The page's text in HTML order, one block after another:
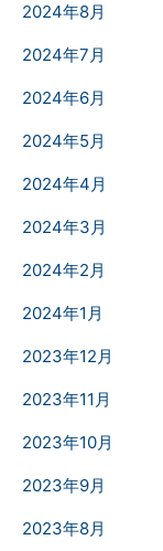
2024年8月
2024年7月
2024年6月
2024年5月
2024年4月
2024年3月
2024年2月
2024年1月
2023年12月
2023年11月
2023年10月
2023年9月
2023年8月